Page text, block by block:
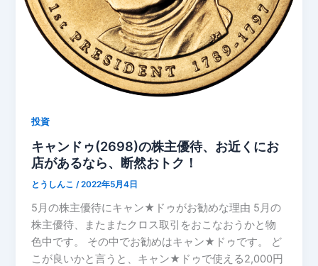
投資
キャンドゥ(2698)の株主優待、お近くにお
店があるなら、断然おトク！
とうしんこ/2022年5月4日
5月の株主優待にキャン★ドゥがお勧めな理由 5月の
株主優待、またまたクロス取引をおこなおうかと物
色中です。 その中でお勧めはキャン★ドゥです。 ど
こが良いかと言うと、キャン★ドゥで使える2,000円